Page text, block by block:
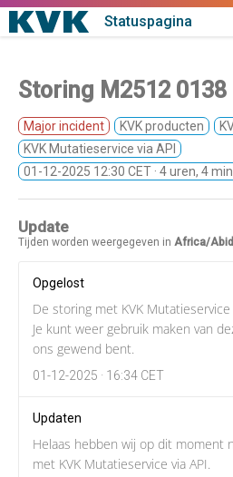
Statuspagina
Storing M2512
Major incident KVK producten
KVK Mutatieservice via API
01-12-2025 12:30 CET · 4 uren, 4
Update
Tijden worden weergegeven in Africa/
Opgelost
De storing met KVK Mutatieservice
Je kunt weer gebruik maken van
ons gewend bent.
01-12-2025 · 16:34 CET
Updaten
Helaas hebben wij op dit moment
met KVK Mutatieservice via API.